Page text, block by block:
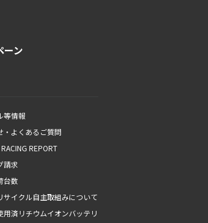
ーン
等情報
・よくあるご質問
REPORT
請求
台数
サイクル自主取組みについて
用済リチウムイオンバッテリ